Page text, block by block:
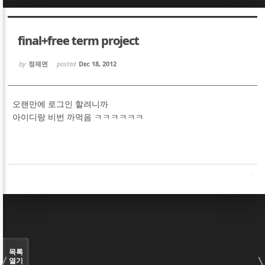
final+free term project
by 정재면 posted Dec 18, 2012
오랜만에 로그인 할려니까
아이디랑 비번 까먹음 ㅋㅋㅋㅋㅋㅋ
목록
열기
Sketchbook5, 스케치북5
Sketchbook5, 스케치북5
Sketchbook5, 스케치북5
Sketchbook5, 스케치북5